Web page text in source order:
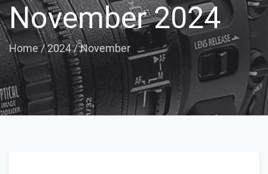
November 2024
Home/2024/November